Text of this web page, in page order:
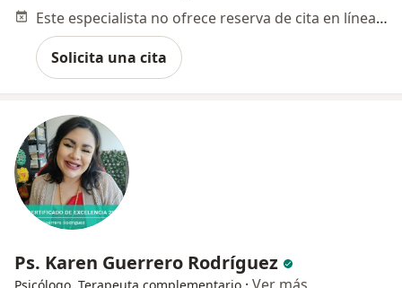
Este especialista no ofrece reserva de cita en línea en esta dirección.
Solicita una cita
Ps. Karen Guerrero Rodríguez